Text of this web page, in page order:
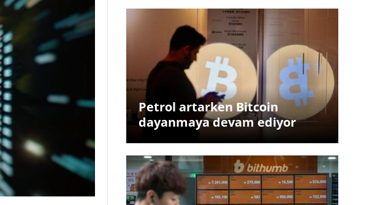
Petrol artarken Bitcoin
dayanmaya devam ediyor